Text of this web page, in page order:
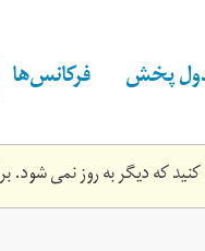
پخش فرکانس‌ها
که دیگر به روز نمی شود.